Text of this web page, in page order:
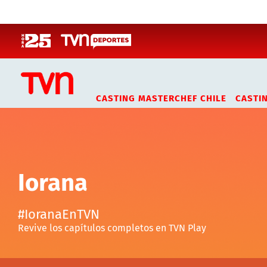
CASTING MASTERCHEF CHILE
Iorana
#IoranaEnTVN
Revive los capítulos completos en TVN Play